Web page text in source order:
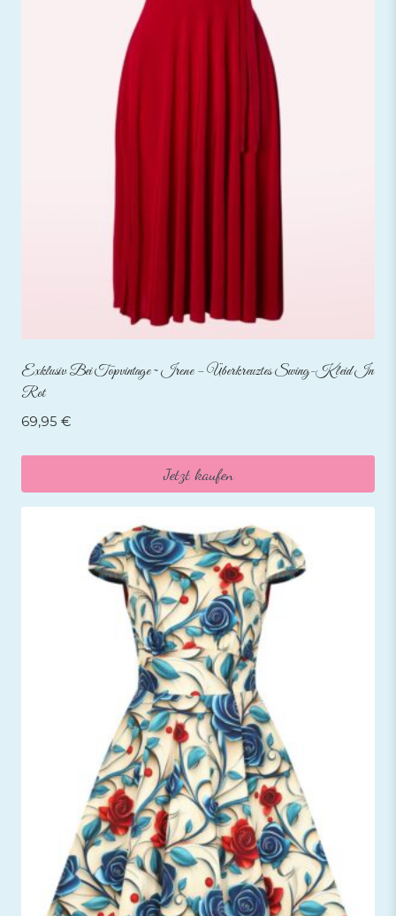
Exklusiv Bei Topvintage ~ Irene – Überkreuztes Swing-Kleid In
Rot
69,95 €
Jetzt kaufen